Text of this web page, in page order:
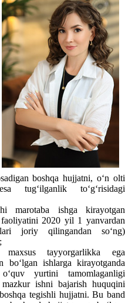
boshqa hujjatni, oʻn olti
tugʻilganlik toʻgʻrisidagi
marotaba ishga kirayotgan
faoliyatini 2020 yil 1 yanvardan
joriy qilingandan soʻng)
tayyorgarlikka ega
boʻlgan ishlarga kirayotganda
yurtini tamomlaganligi
ishni bajarish huquqini
tegishli hujjatni. Bu band